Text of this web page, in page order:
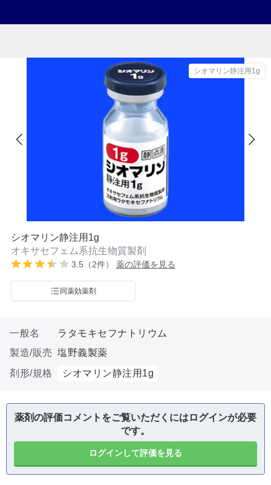
シオマリン静注用1g
シオマリン静注用1g
オキサセフェム系抗生物質製剤
3.5（2件） 薬の評価を見る
同薬効薬剤
一般名
ラタモキセフナトリウム
製造/販売 塩野義製薬
剤形/規格
シオマリン静注用1g
薬剤の評価コメントをご覧いただくにはログインが必要
です。
ログインして評価を見る